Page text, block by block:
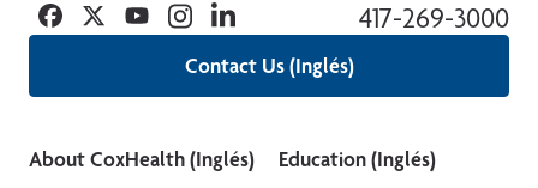
Contact Us (Inglés)
417-269-3000
Facebook
TwitterYouTubeInstagramLinkedin
About CoxHealth (Inglés)
Education (Inglés)